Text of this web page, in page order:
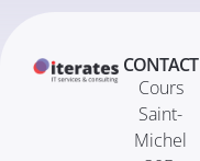
CONTACT
Cours
Saint-
Michel